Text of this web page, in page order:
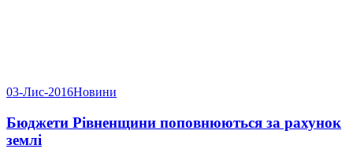
03-Лис-2016Новини
Бюджети Рівненщини поповнюються за рахунок
землі